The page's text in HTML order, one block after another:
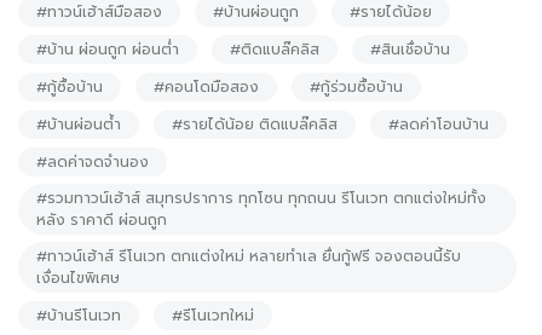
#ทาวน์เฮ้าส์มือสอง
#บ้านผ่อนถูก
#รายได้น้อย
#บ้าน ผ่อนถูก ผ่อนต่ำ
#ติดแบล๊คลิส
#สินเชื่อบ้าน
#กู้ซื้อบ้าน
#คอนโดมือสอง
#กู้ร่วมซื้อบ้าน
#บ้านผ่อนต้ำ
#รายได้น้อย ติดแบล๊คลิส
#ลดค่าโอนบ้าน
#ลดค่าจดจำนอง
#รวมทาวน์เฮ้าส์ สมุทรปราการ ทุกโซน ทุกถนน รีโนเวท ตกแต่งใหม่ทั้ง
หลัง ราคาดี ผ่อนถูก
#ทาวน์เฮ้าส์ รีโนเวท ตกแต่งใหม่ หลายทำเล ยื่นกู้ฟรี จองตอนนี้รับ
เงื่อนไขพิเศษ
#บ้านรีโนเวท
#รีโนเวทใหม่